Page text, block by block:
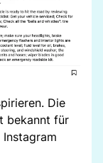
Die
bekannt für